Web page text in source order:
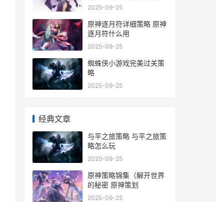
是谁
2025-09-25
原神逐月符详细策略 原神
逐月符什么用
2025-09-25
蜘蛛侠小游戏完美过关策
略
2025-09-25
经典文章
与平之旅策略 与平之旅策
略怎么玩
2025-09-25
原神策略锦集（解开世界
的秘密 原神策划
2025-09-25